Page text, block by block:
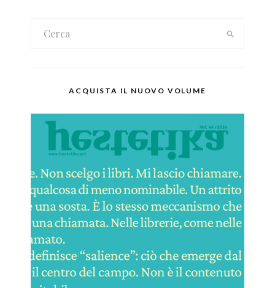
ACQUISTA IL NUOVO VOLUME